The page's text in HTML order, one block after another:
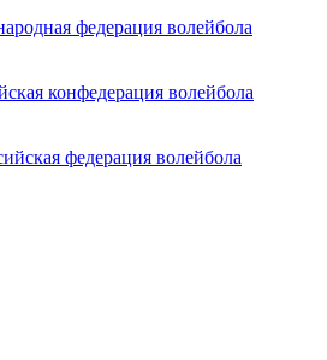
федерация волейбола
конфедерация волейбола
федерация волейбола